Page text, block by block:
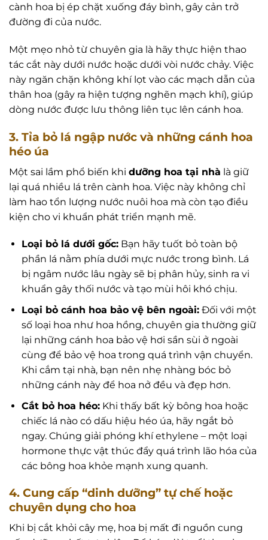
cành hoa bị ép chặt xuống đáy bình, gây cản trở
đường đi của nước.
Một mẹo nhỏ từ chuyên gia là hãy thực hiện thao
tác cắt này dưới nước hoặc dưới vòi nước chảy. Việc
này ngăn chặn không khí lọt vào các mạch dẫn của
thân hoa (gây ra hiện tượng nghẽn mạch khí), giúp
dòng nước được lưu thông liên tục lên cánh hoa.
3. Tỉa bỏ lá ngập nước và những cánh hoa
héo úa
Một sai lầm phổ biến khi dưỡng hoa tại nhà là giữ
lại quá nhiều lá trên cành hoa. Việc này không chỉ
làm hao tổn lượng nước nuôi hoa mà còn tạo điều
kiện cho vi khuẩn phát triển mạnh mẽ.
Loại bỏ lá dưới gốc:Bạn hãy tuốt bỏ toàn bộ
phần lá nằm phía dưới mực nước trong bình. Lá
bị ngâm nước lâu ngày sẽ bị phân hủy, sinh ra vi
khuẩn gây thối nước và tạo mùi hôi khó chịu.
Loại bỏ cánh hoa bảo vệ bên ngoài:Đối với một
số loại hoa như hoa hồng, chuyên gia thường giữ
lại những cánh hoa bảo vệ hơi sần sùi ở ngoài
cùng để bảo vệ hoa trong quá trình vận chuyển.
Khi cắm tại nhà, bạn nên nhẹ nhàng bóc bỏ
những cánh này để hoa nở đều và đẹp hơn.
Cắt bỏ hoa héo:Khi thấy bất kỳ bông hoa hoặc
chiếc lá nào có dấu hiệu héo úa, hãy ngắt bỏ
ngay. Chúng giải phóng khí ethylene – một loại
hormone thực vật thúc đẩy quá trình lão hóa của
các bông hoa khỏe mạnh xung quanh.
4. Cung cấp “dinh dưỡng” tự chế hoặc
chuyên dụng cho hoa
Khi bị cắt khỏi cây mẹ, hoa bị mất đi nguồn cung